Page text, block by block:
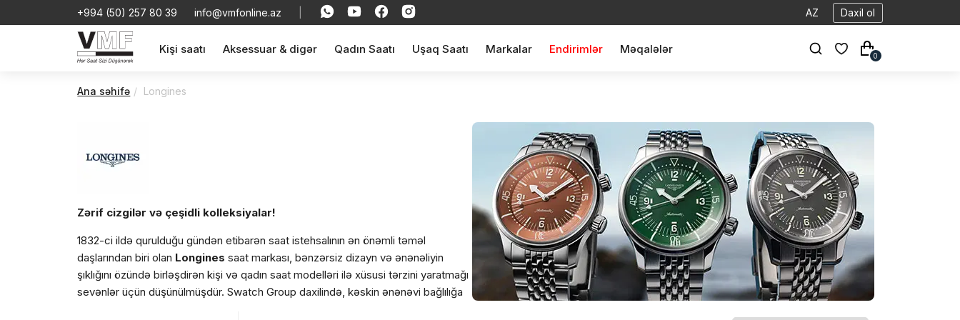
+994 (50) 257 80 39 info@vmfonline.az AZ Daxil ol
Kişi saatı Aksessuar & digər Qadın Saatı Uşaq Saatı Markalar Endirimlər Məqalələr
0
Ana səhifə Longines
Zərif cizgilər və çeşidli kolleksiyalar!
1832-ci ildə qurulduğu gündən etibarən saat istehsalının ən önəmli təməl
daşlarından biri olan Longines saat markası, bənzərsiz dizayn və ənənəliyin
şıklığını özündə birləşdirən kişi və qadın saat modelləri ilə xüsusi tərzini yaratmağı
sevənlər üçün düşünülmüşdür. Swatch Group daxilində, kəskin ənənəvi bağlılığa